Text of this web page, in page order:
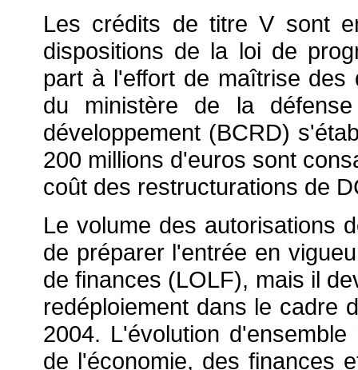
Les crédits de titre V sont
dispositions de la loi de
part à l'effort de maîtrise des
du ministère de la
développement (BCRD)
200 millions d'euros sont
coût des restructurations de
Le volume des autorisations
de préparer l'entrée en
de finances (LOLF), mais il
redéploiement dans le cadre
2004. L'évolution
de l'économie, des finances